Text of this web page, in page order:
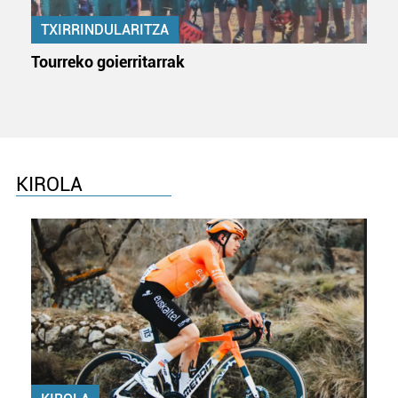
TXIRRINDULARITZA
Tourreko goierritarrak
KIROLA